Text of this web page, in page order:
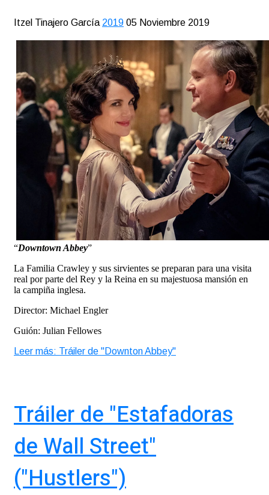
Itzel Tinajero García 2019 05 Noviembre 2019
“Downtown Abbey”
La Familia Crawley y sus sirvientes se preparan para una visita
real por parte del Rey y la Reina en su majestuosa mansión en
la campiña inglesa.
Director: Michael Engler
Guión: Julian Fellowes
Leer más: Tráiler de "Downton Abbey"
Tráiler de "Estafadoras
de Wall Street"
("Hustlers")